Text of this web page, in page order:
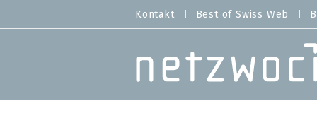
zum
MENU
Kontakt Best of Swiss Web